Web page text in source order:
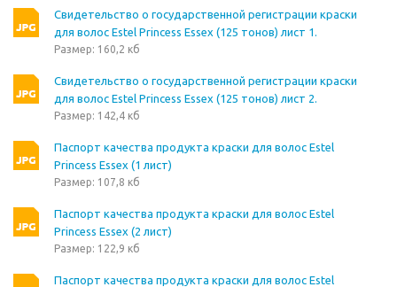
Свидетельство о государственной регистрации краски
для волос Estel Princess Essex (125 тонов) лист 1.
Размер: 160,2 кб
Свидетельство о государственной регистрации краски
для волос Estel Princess Essex (125 тонов) лист 2.
Размер: 142,4 кб
Паспорт качества продукта краски для волос Estel
Princess Essex (1 лист)
Размер: 107,8 кб
Паспорт качества продукта краски для волос Estel
Princess Essex (2 лист)
Размер: 122,9 кб
Паспорт качества продукта краски для волос Estel